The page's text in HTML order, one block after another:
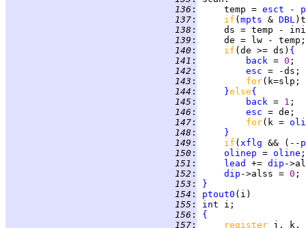
136 :
     temp =
esct -
137 : if ( mpts & DBL
138 :
139 :
140 : if (de >= ds) {
141 : back = 0
142 : esc
143 : for(k=slp;
144 : }else{
145 : back = 1
146 : esc
147 : for(k =
148 :
}
149 : if ( xflg && (--
150 : olinep = oline
151 : lead += dip
152 : dip ->alss = 0
153 :
}
154 : ptout0
155 : int
156 :
{
157 :
register